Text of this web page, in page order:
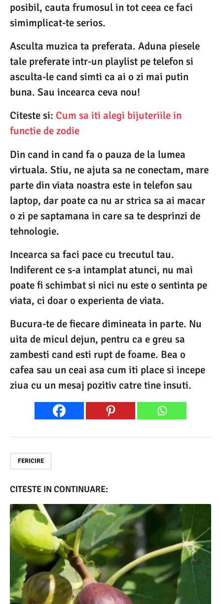
posibil, cauta frumosul in tot ceea ce faci
simimplicat-te serios.
Asculta muzica ta preferata. Aduna piesele
tale preferate intr-un playlist pe telefon si
asculta-le cand simti ca ai o zi mai putin
buna. Sau incearca ceva nou!
Citeste si: Cum sa iti alegi bijuteriile in
functie de zodie
Din cand in cand fa o pauza de la lumea
virtuala. Stiu, ne ajuta sa ne conectam, mare
parte din viata noastra este in telefon sau
laptop, dar poate ca nu ar strica sa ai macar
o zi pe saptamana in care sa te desprinzi de
tehnologie.
Incearca sa faci pace cu trecutul tau.
Indiferent ce s-a intamplat atunci, nu mai
poate fi schimbat si nici nu este o sentinta pe
viata, ci doar o experienta de viata.
Bucura-te de fiecare dimineata in parte. Nu
uita de micul dejun, pentru ca e greu sa
zambesti cand esti rupt de foame. Bea o
cafea sau un ceai asa cum iti place si incepe
ziua cu un mesaj pozitiv catre tine insuti.
FERICIRE
CITESTE IN CONTINUARE: